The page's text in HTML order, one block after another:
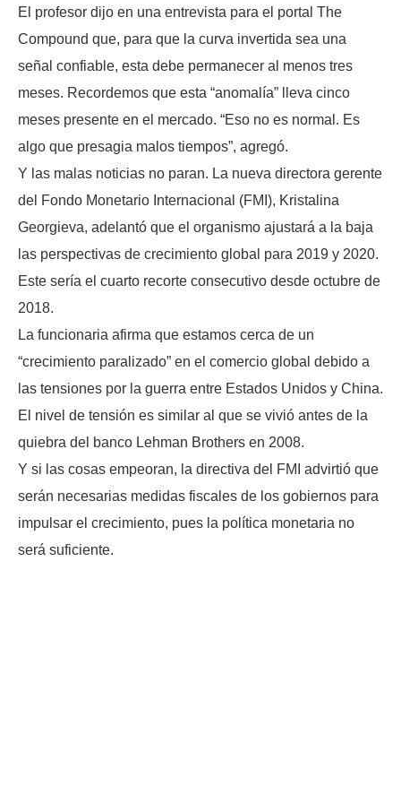
El profesor dijo en una entrevista para el portal The
Compound que, para que la curva invertida sea una
señal confiable, esta debe permanecer al menos tres
meses. Recordemos que esta “anomalía” lleva cinco
meses presente en el mercado. “Eso no es normal. Es
algo que presagia malos tiempos”, agregó.
Y las malas noticias no paran. La nueva directora gerente
del Fondo Monetario Internacional (FMI), Kristalina
Georgieva, adelantó que el organismo ajustará a la baja
las perspectivas de crecimiento global para 2019 y 2020.
Este sería el cuarto recorte consecutivo desde octubre de
2018.
La funcionaria afirma que estamos cerca de un
“crecimiento paralizado” en el comercio global debido a
las tensiones por la guerra entre Estados Unidos y China.
El nivel de tensión es similar al que se vivió antes de la
quiebra del banco Lehman Brothers en 2008.
Y si las cosas empeoran, la directiva del FMI advirtió que
serán necesarias medidas fiscales de los gobiernos para
impulsar el crecimiento, pues la política monetaria no
será suficiente.